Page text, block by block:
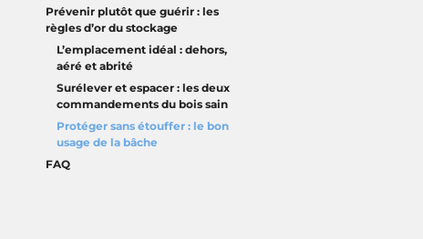
Prévenir plutôt que guérir : les
règles d’or du stockage
L’emplacement idéal : dehors,
aéré et abrité
Surélever et espacer : les deux
commandements du bois sain
Protéger sans étouffer : le bon
usage de la bâche
FAQ